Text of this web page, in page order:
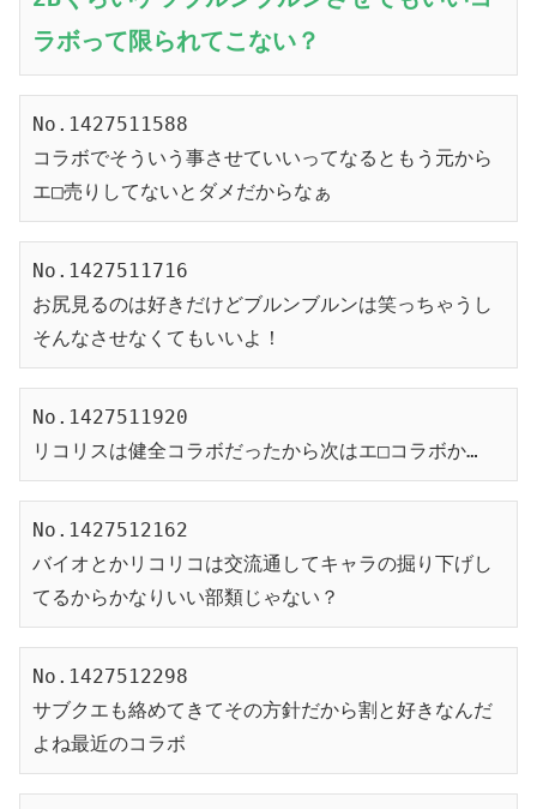
ラボって限られてこない？
No.1427511588
コラボでそういう事させていいってなるともう元から
エ□売りしてないとダメだからなぁ
No.1427511716
お尻見るのは好きだけどブルンブルンは笑っちゃうし
そんなさせなくてもいいよ！
No.1427511920
リコリスは健全コラボだったから次はエ□コラボか…
No.1427512162
バイオとかリコリコは交流通してキャラの掘り下げし
てるからかなりいい部類じゃない？
No.1427512298
サブクエも絡めてきてその方針だから割と好きなんだ
よね最近のコラボ